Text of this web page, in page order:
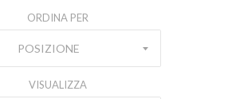
ORDINA PER
POSIZIONE
VISUALIZZA